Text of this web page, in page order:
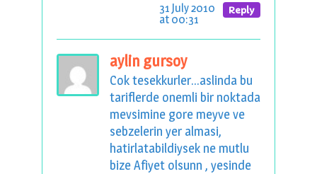
Reply
31 July 2010
at 00:31
aylin gursoy
Cok tesekkurler...aslinda bu
tariflerde onemli bir noktada
mevsimine gore meyve ve
sebzelerin yer almasi,
hatirlatabildiysek ne mutlu
bize Afiyet olsunn , yesinde